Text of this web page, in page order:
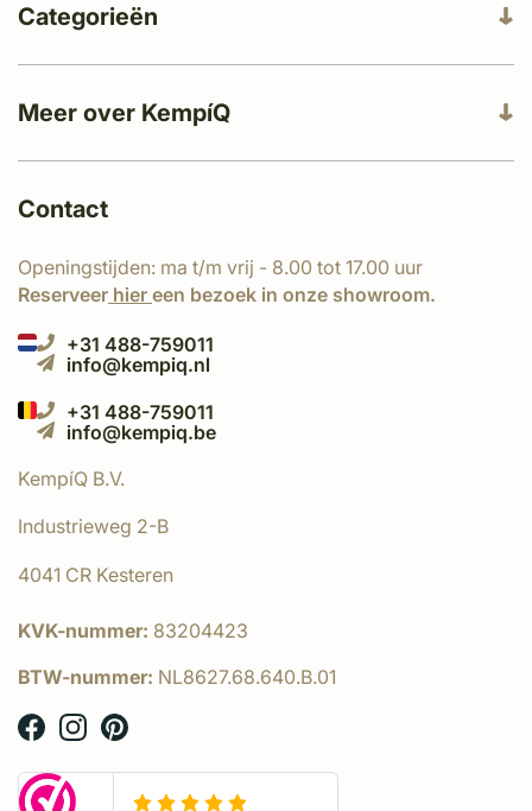
Meer over KempíQ
Categorieën
Contact
Openingstijden: ma t/m vrij - 8.00 tot 17.00 uur
Reserveer hier een bezoek in onze showroom.
+31 488-759011
info@kempiq.nl
+31 488-759011
info@kempiq.be
KempíQ B.V.
Industrieweg 2-B
4041 CR Kesteren
KVK-nummer: 83204423
BTW-nummer: NL8627.68.640.B.01